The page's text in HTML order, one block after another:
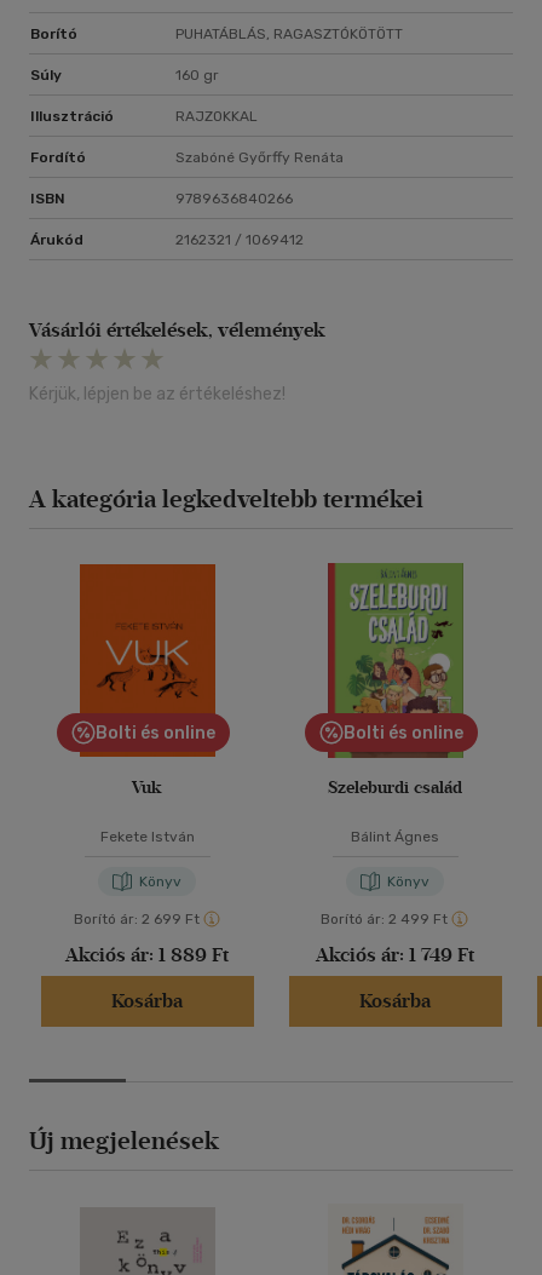
Borító PUHATÁBLÁS, RAGASZTÓKÖTÖTT
Súly 160 gr
Illusztráció RAJZOKKAL
Fordító Szabóné Győrffy Renáta
ISBN 9789636840266
Árukód 2162321 / 1069412
Vásárlói értékelések, vélemények
Kérjük, lépjen be az értékeléshez!
A kategória legkedveltebb termékei
Bolti és online
Vuk
Fekete István
Könyv
Borító ár: 2 699 Ft
Akciós ár: 1 889 Ft
Kosárba
Bolti és online
Szeleburdi család
Bálint Ágnes
Könyv
Borító ár: 2 499 Ft
Akciós ár: 1 749 Ft
Kosárba
Új megjelenések